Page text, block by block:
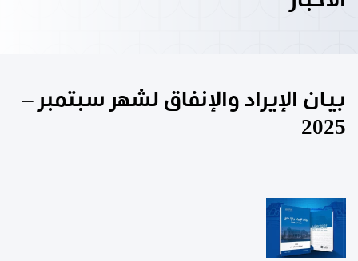
بيان الإيراد والإنفاق لشهر سبتمبر –
2025